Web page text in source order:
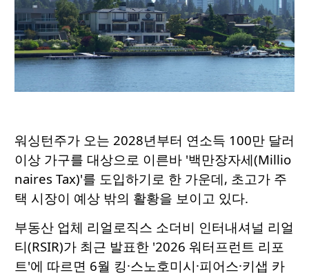
워싱턴주가 오는 2028년부터 연소득 100만 달러
이상 가구를 대상으로 이른바 '백만장자세(Millio
naires Tax)'를 도입하기로 한 가운데, 초고가 주
택 시장이 예상 밖의 활황을 보이고 있다.
부동산 업체 리얼로직스 소더비 인터내셔널 리얼
티(RSIR)가 최근 발표한 '2026 워터프런트 리포
트'에 따르면 6월 킹·스노호미시·피어스·키샙 카